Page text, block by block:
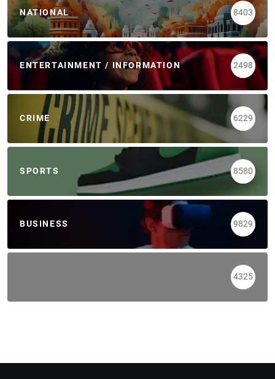
NATIONAL 8403
ENTERTAINMENT / INFORMATION 2498
CRIME 6229
SPORTS 8580
BUSINESS 9829
4325